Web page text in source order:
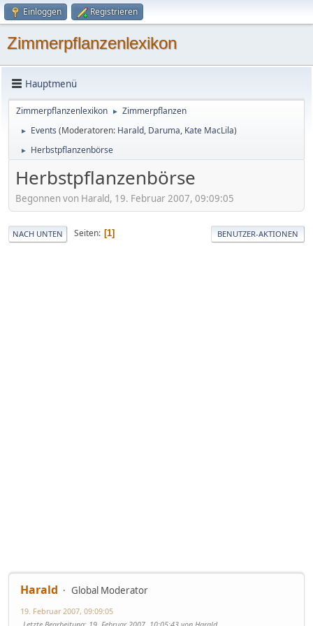
Einloggen Registrieren
Zimmerpflanzenlexikon
Hauptmenü
Zimmerpflanzenlexikon ► Zimmerpflanzen
► Events (Moderatoren: Harald, Daruma, Kate MacLila)
► Herbstpflanzenbörse
Herbstpflanzenbörse
Begonnen von Harald, 19. Februar 2007, 09:09:05
NACH UNTEN Seiten 1 BENUTZER-AKTIONEN
Harald Global Moderator
19. Februar 2007, 09:09:05
Letzte Bearbeitung: 19. Februar 2007, 10:05:43 von Harald